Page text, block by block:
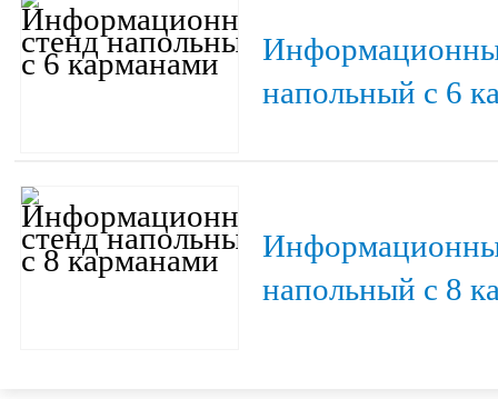
напольный с 6
напольный с 8